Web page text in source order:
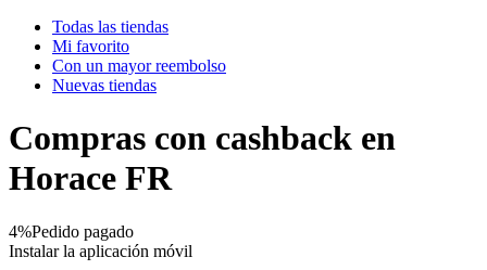
Todas las tiendas
Mi favorito
Con un mayor reembolso
Nuevas tiendas
Compras con cashback en
Horace FR
4%Pedido pagado
Instalar la aplicación móvil